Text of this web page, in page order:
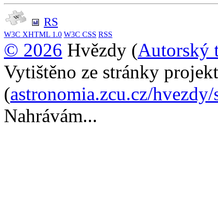
RS
W3C XHTML 1.0 W3C CSS RSS
© 2026 Hvězdy (Autorský
Vytištěno ze stránky
(astronomia.zcu.cz/
Nahrávám...